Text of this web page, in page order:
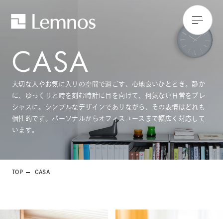
大切な人やお気に入りの空間で過ごす、心地良いひととき。静か
に、ゆっくりと時を刻む時計に目を向けて、何気ない日常をプレ
シャスに。シンプルなデザインでありながら、その表情はどれも
個性的です。パーソナルからオフィスユースまで幅広く対応して
います。
TOP CASA